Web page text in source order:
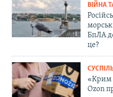
ВІЙНА
БпЛА
це?
«Крим
Ozon